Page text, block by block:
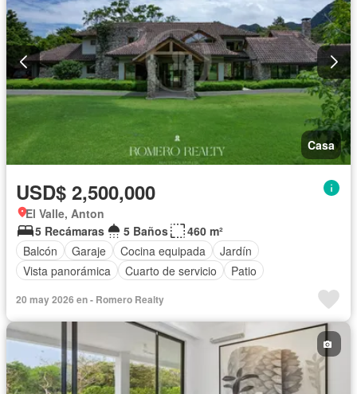
Casa
USD$ 2,500,000
El Valle, Anton
5 Recámaras
5 Baños
460 m²
Balcón
Garaje Cocina equipada
Jardín
Vista panorámica
Cuarto de servicio Patio
20 may 2026 en - Romero Realty